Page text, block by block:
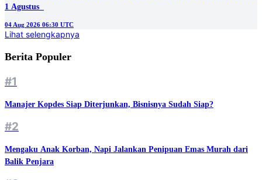
1 Agustus
04 Aug 2026 06:30 UTC
Lihat selengkapnya
Berita Populer
#1
Manajer Kopdes Siap Diterjunkan, Bisnisnya Sudah Siap?
#2
Mengaku Anak Korban, Napi Jalankan Penipuan Emas Murah dari
Balik Penjara